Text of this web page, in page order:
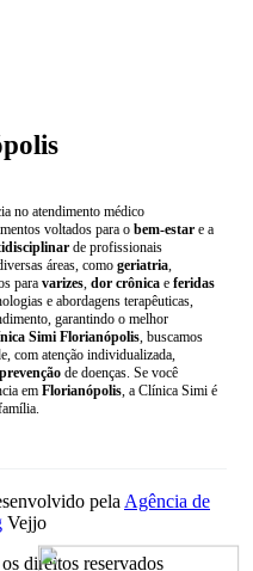
no atendimento médico
voltados para o bem-estar e a
de profissionais
áreas, como geriatria
para varizes dor crônica e feridas
e abordagens terapêuticas,
garantindo o melhor
Simi Florianópolis , buscamos
com atenção individualizada,
prevenção de doenças. Se você
em Florianópolis , a Clínica Simi é
pela Agência de
Vejjo
direitos reservados